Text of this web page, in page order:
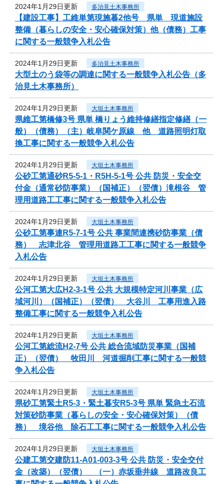
2024年1月29日更新 多治見土木事務所
【建設工事】工維単第現施暮2他号 県単 現道施設
整備（暮らしの安全・安心確保対策）他（債務）工事
に関する一般競争入札公告
2024年1月29日更新 多治見土木事務所
大型土のう袋等の調達に関する一般競争入札公告（多
治見土木事務所）
2024年1月29日更新 大垣土木事務所
県維工第橋修3号 県単 橋りょう維持修繕指定修繕（一
般）（債務）（主）岐阜関ケ原線 他 道路照明灯取
換工事に関する一般競争入札公告
2024年1月29日更新 大垣土木事務所
公砂工第通砂R5-5-1・R5H-5-1号 公共 防災・安全交
付金（通常砂防事業）（国補正）（翌債）滝根谷 管
理用道路工工事に関する一般競争入札公告
2024年1月29日更新 大垣土木事務所
公砂工第事連R5-7-1号 公共 事業間連携砂防事業（債
務） 志津北谷 管理用道路工工事に関する一般競争
入札公告
2024年1月29日更新 大垣土木事務所
公河工第大広H2-3-1号 公共 大規模特定河川事業（広
域河川）（国補正）（翌債） 大谷川 工事用進入路
整備工事に関する一般競争入札公告
2024年1月29日更新 大垣土木事務所
公河工第総流H2-7号 公共 総合流域防災事業（国補
正）（翌債） 牧田川 河道掘削工事に関する一般競
争入札公告
2024年1月29日更新 大垣土木事務所
県砂工第緊土R5-3・緊土暮安R5-3号 県単 緊急土石流
対策砂防事業（暮らしの安全・安心確保対策）（債
務） 境谷他 除石工工事に関する一般競争入札公告
2024年1月29日更新 大垣土木事務所
公建工第交建防11-A01-003-3号 公共 防災・安全交付
金（改築）（翌債） （一）赤坂垂井線 道路改良工